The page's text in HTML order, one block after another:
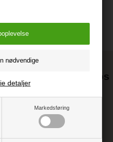
Markedsføring
detaljer
at handle hos
;-)